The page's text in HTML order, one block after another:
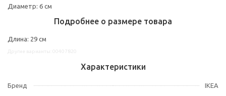
Диаметр: 6 см
Подробнее о размере товара
Длина: 29 см
Характеристики
Бренд IKEA